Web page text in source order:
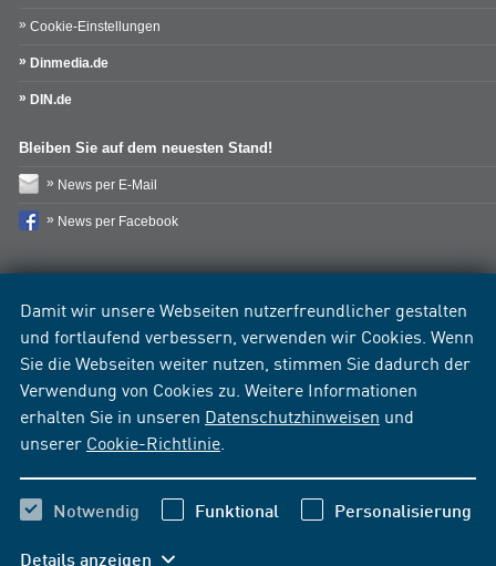
Damit wir unsere Webseiten nutzerfreundlicher gestalten
und fortlaufend verbessern, verwenden wir Cookies. Wenn
Sie die Webseiten weiter nutzen, stimmen Sie dadurch der
Verwendung von Cookies zu. Weitere Informationen
erhalten Sie in unseren Datenschutzhinweisen und
unserer Cookie-Richtlinie
Notwendig Funktional Personalisierung
Details anzeigen
Cookie-Einstellungen
Dinmedia.de
DIN.de
Bleiben Sie auf dem neuesten Stand!
News per E-Mail
News per Facebook